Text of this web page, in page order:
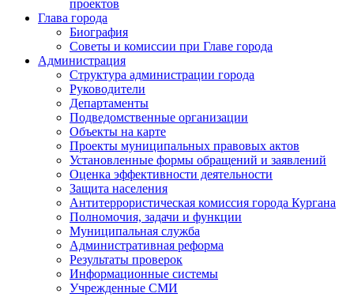
проектов
Глава города
Биография
Советы и комиссии при Главе города
Администрация
Структура администрации города
Руководители
Департаменты
Подведомственные организации
Объекты на карте
Проекты муниципальных правовых актов
Установленные формы обращений и заявлений
Оценка эффективности деятельности
Защита населения
Антитеррористическая комиссия города Кургана
Полномочия, задачи и функции
Муниципальная служба
Административная реформа
Результаты проверок
Информационные системы
Учрежденные СМИ